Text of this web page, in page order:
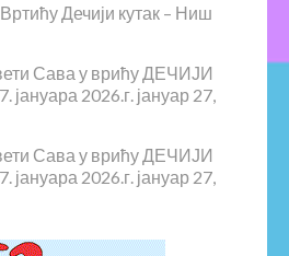
Дечији кутак – Ниш
Сава у врићу ДЕЧИЈИ
јануара 2026.г. јануар 27,
Сава у врићу ДЕЧИЈИ
јануара 2026.г. јануар 27,